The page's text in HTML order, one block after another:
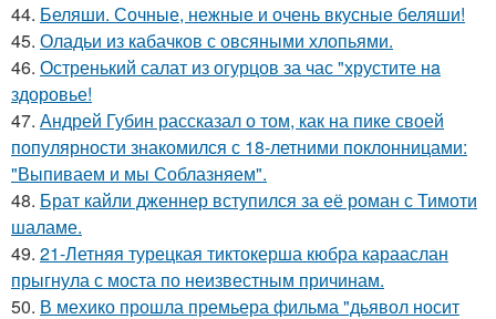
44. Беляши. Сочные, нежные и очень вкусные беляши!
45. Оладьи из кабачков с овсяными хлопьями.
46. Остренький салат из огурцов за час "хрустите нa
здоровье!
47. Андрей Губин рассказал о том, как на пике своей
популярности знакомился с 18-летними поклонницами:
"Выпиваем и мы Соблазняем".
48. Брат кайли дженнер вступился за её роман с Тимоти
шаламе.
49. 21-Летняя турецкая тиктокерша кюбра карааслан
прыгнула с моста по неизвестным причинам.
50. В мехико прошла премьера фильма "дьявол носит